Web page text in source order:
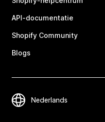
API-documentatie
Shopify Community
Blogs